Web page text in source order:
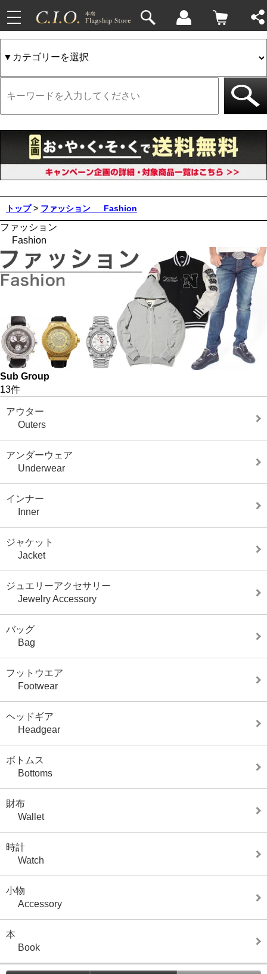
toggle
navigation
トップ > ファッション Fashion
ファッション
Fashion
Sub Group
13件
アウター
Outers
アンダーウェア
Underwear
インナー
Inner
ジャケット
Jacket
ジュエリーアクセサリー
Jewelry Accessory
バッグ
Bag
フットウエア
Footwear
ヘッドギア
Headgear
ボトムス
Bottoms
財布
Wallet
時計
Watch
小物
Accessory
本
Book